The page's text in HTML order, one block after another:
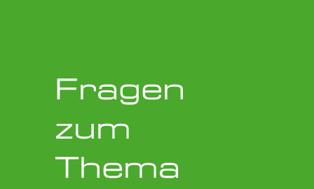
Fragen
zum
Thema